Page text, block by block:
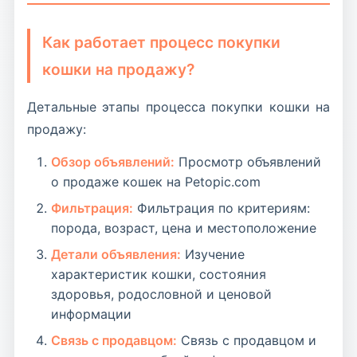
Как работает процесс покупки
кошки на продажу?
Детальные этапы процесса покупки кошки на
продажу:
Обзор объявлений: Просмотр объявлений
о продаже кошек на Petopic.com
Фильтрация: Фильтрация по критериям:
порода, возраст, цена и местоположение
Детали объявления: Изучение
характеристик кошки, состояния
здоровья, родословной и ценовой
информации
Связь с продавцом: Связь с продавцом и